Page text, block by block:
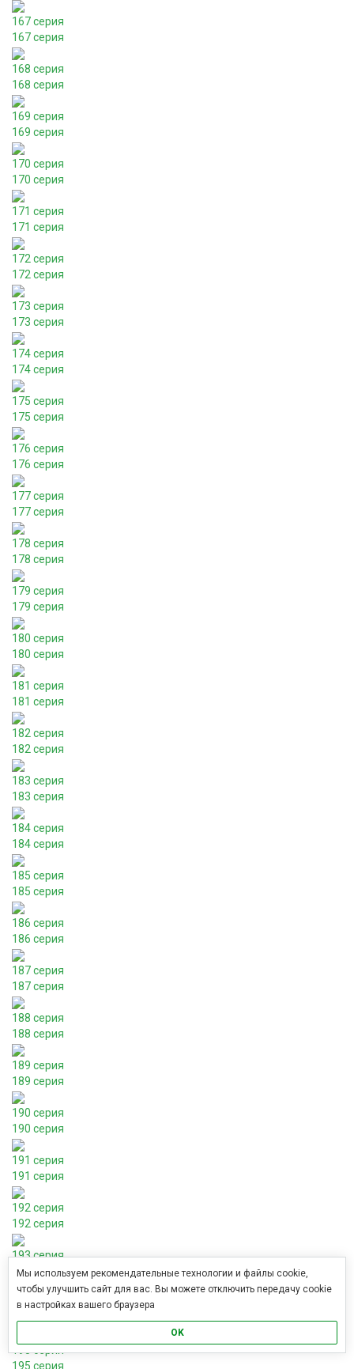
167 серия
167 серия
168 серия
168 серия
169 серия
169 серия
170 серия
170 серия
171 серия
171 серия
172 серия
172 серия
173 серия
173 серия
174 серия
174 серия
175 серия
175 серия
176 серия
176 серия
177 серия
177 серия
178 серия
178 серия
179 серия
179 серия
180 серия
180 серия
181 серия
181 серия
182 серия
182 серия
183 серия
183 серия
184 серия
184 серия
185 серия
185 серия
186 серия
186 серия
187 серия
187 серия
188 серия
188 серия
189 серия
189 серия
190 серия
190 серия
191 серия
191 серия
192 серия
192 серия
193 серия
193 серия
194 серия
194 серия
195 серия
195 серия
Мы используем рекомендательные технологии и файлы cookie,
чтобы улучшить сайт для вас. Вы можете отключить передачу cookie
в настройках вашего браузера
OK